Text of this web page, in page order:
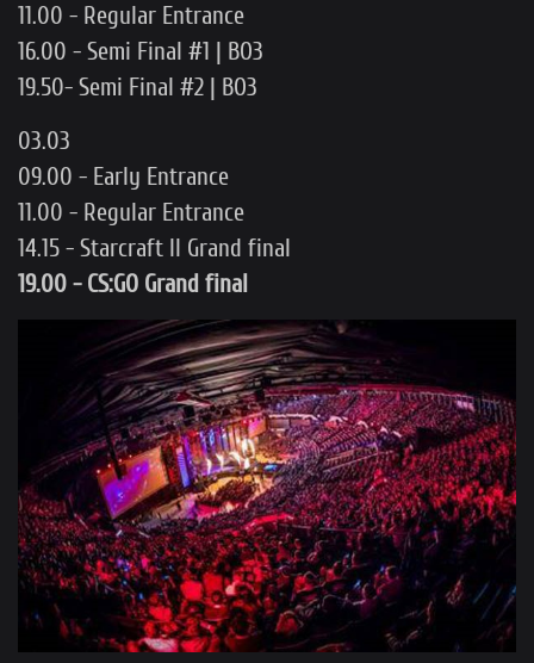
11.00 - Regular Entrance
16.00 - Semi Final #1 | BO3
19.50- Semi Final #2 | BO3
03.03
09.00 - Early Entrance
11.00 - Regular Entrance
14.15 - Starcraft II Grand final
19.00 - CS:GO Grand final